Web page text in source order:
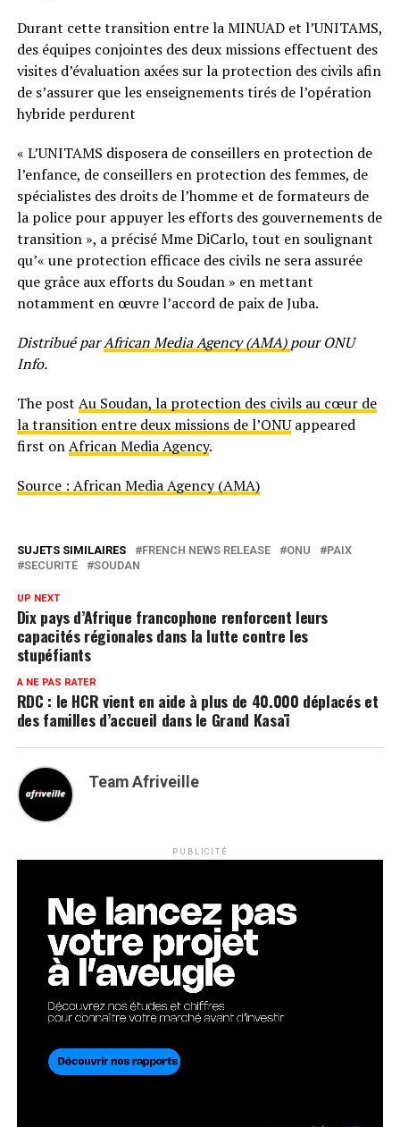
Durant cette transition entre la MINUAD et l’UNITAMS,
des équipes conjointes des deux missions effectuent des
visites d’évaluation axées sur la protection des civils afin
de s’assurer que les enseignements tirés de l’opération
hybride perdurent
« L’UNITAMS disposera de conseillers en protection de
l’enfance, de conseillers en protection des femmes, de
spécialistes des droits de l’homme et de formateurs de
la police pour appuyer les efforts des gouvernements de
transition », a précisé Mme DiCarlo, tout en soulignant
qu’« une protection efficace des civils ne sera assurée
que grâce aux efforts du Soudan » en mettant
notamment en œuvre l’accord de paix de Juba.
Distribué parAfrican Media Agency (AMA)pour ONU
Info.
The post Au Soudan, la protection des civils au cœur de
la transition entre deux missions de l’ONUappeared
first onAfrican Media Agency.
Source : African Media Agency (AMA)
SUJETS SIMILAIRES FRENCH NEWS RELEASE ONU
PAIX
SECURITÉ
SOUDAN
UP NEXT
Dix pays d’Afrique francophone renforcent leurs
capacités régionales dans la lutte contre les
stupéfiants
A NE PAS RATER
RDC : le HCR vient en aide à plus de 40.000 déplacés et
des familles d’accueil dans le Grand Kasaï
Team Afriveille
PUBLICITÉ